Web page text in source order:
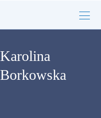
Karolina
Borkowska